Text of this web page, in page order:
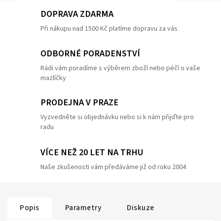
DOPRAVA ZDARMA
Při nákupu nad 1500 Kč platíme dopravu za vás
ODBORNÉ PORADENSTVÍ
Rádi vám poradíme s výběrem zboží nebo péčí o vaše
mazlíčky
PRODEJNA V PRAZE
Vyzvedněte si objednávku nebo si k nám přijďte pro
radu
VÍCE NEŽ 20 LET NA TRHU
Naše zkušenosti vám předáváme již od roku 2004
Popis Parametry Diskuze